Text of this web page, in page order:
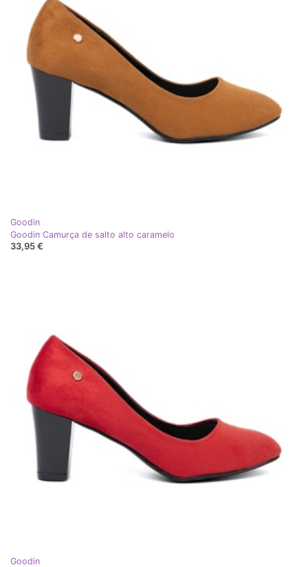
Goodin
Goodin Camurça de salto alto caramelo
33,95 €
Goodin